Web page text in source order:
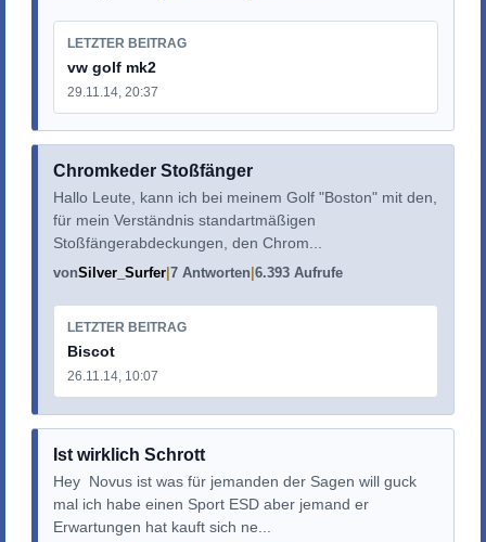
LETZTER BEITRAG
vw golf mk2
29.11.14, 20:37
Chromkeder Stoßfänger
Hallo Leute, kann ich bei meinem Golf "Boston" mit den,
für mein Verständnis standartmäßigen
Stoßfängerabdeckungen, den Chrom...
vonSilver_Surfer 7 Antworten 6.393 Aufrufe
LETZTER BEITRAG
Biscot
26.11.14, 10:07
Ist wirklich Schrott
Hey Novus ist was für jemanden der Sagen will guck
mal ich habe einen Sport ESD aber jemand er
Erwartungen hat kauft sich ne...